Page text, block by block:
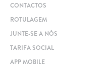
CONTACTOS
ROTULAGEM
JUNTE-SE A NÓS
TARIFA SOCIAL
APP MOBILE